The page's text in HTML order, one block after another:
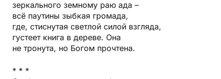
зеркального земному раю ада –
всё паутины зыбкая громада,
где, стиснутая светлой силой взгляда,
густеет книга в дереве. Она
не тронута, но Богом прочтена.
* * *